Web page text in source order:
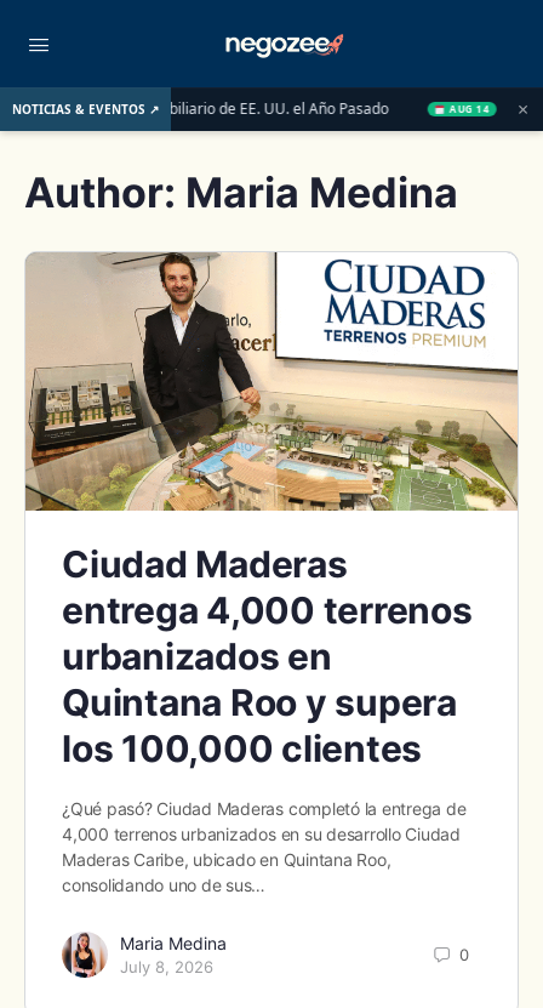
NOTICIAS & EVENTOS ↗
Mercado Inmobiliario de EE. UU. el Año Pasado AUG 14 Wake-up×
Author: Maria Medina
Ciudad Maderas
entrega 4,000 terrenos
urbanizados en
Quintana Roo y supera
los 100,000 clientes
¿Qué pasó? Ciudad Maderas completó la entrega de
4,000 terrenos urbanizados en su desarrollo Ciudad
Maderas Caribe, ubicado en Quintana Roo,
consolidando uno de sus…
Maria Medina
July 8, 2026
0